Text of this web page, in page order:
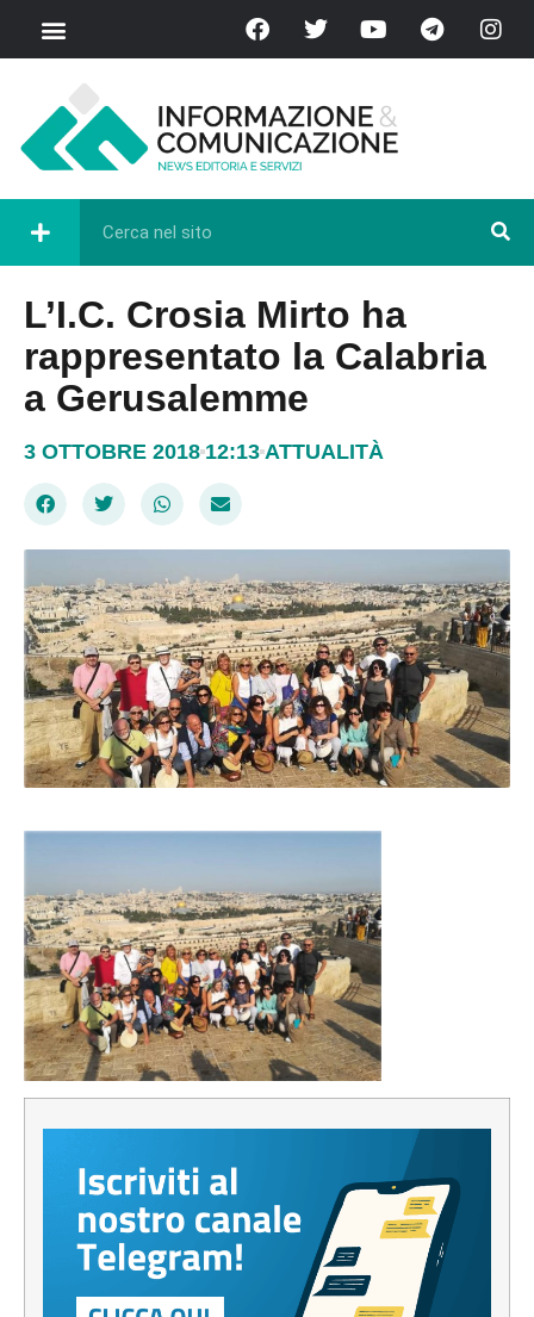
L’I.C. Crosia Mirto ha
rappresentato la Calabria
a Gerusalemme
3 OTTOBRE 2018 12:13 ATTUALITÀ